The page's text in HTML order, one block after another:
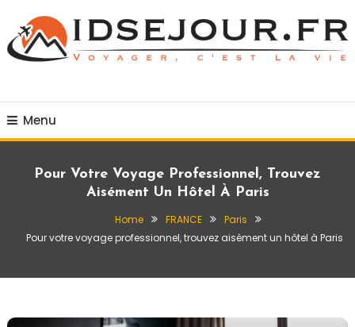
Content
Menu
Pour Votre Voyage Professionnel, Trouvez
Aisément Un Hôtel À Paris
Home FRANCE
Paris
Pour votre voyage professionnel, trouvez aisément un hôtel à Paris